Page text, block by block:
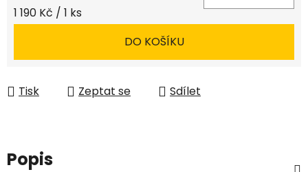
Měrná cena:
1 190 Kč / 1 ks
DO KOŠÍKU
Tisk Zeptat se Sdílet
Popis